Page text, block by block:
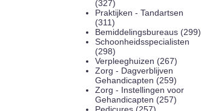
(327)
Praktijken - Tandartsen
(311)
Bemiddelingsbureaus (299)
Schoonheidsspecialisten
(298)
Verpleeghuizen (267)
Zorg - Dagverblijven
Gehandicapten (259)
Zorg - Instellingen voor
Gehandicapten (257)